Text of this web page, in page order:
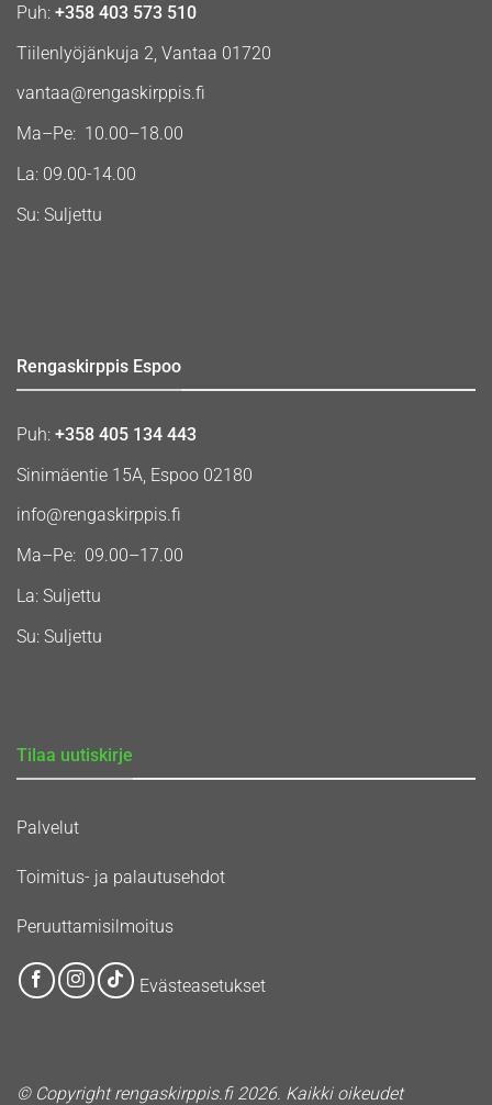
Puh: +358 403 573 510
Tiilenlyöjänkuja 2, Vantaa 01720
vantaa@rengaskirppis.fi
Ma–Pe: 10.00–18.00
La: 09.00-14.00
Su: Suljettu
Rengaskirppis Espoo
Puh: +358 405 134 443
Sinimäentie 15A, Espoo 02180
info@rengaskirppis.fi
Ma–Pe: 09.00–17.00
La: Suljettu
Su: Suljettu
Tilaa uutiskirje
Palvelut
Toimitus- ja palautusehdot
Peruuttamisilmoitus
Evästeasetukset
© Copyright rengaskirppis.fi 2026. Kaikki oikeudet